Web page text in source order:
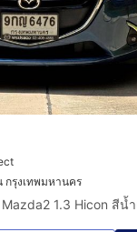
กรุงเทพมหานคร